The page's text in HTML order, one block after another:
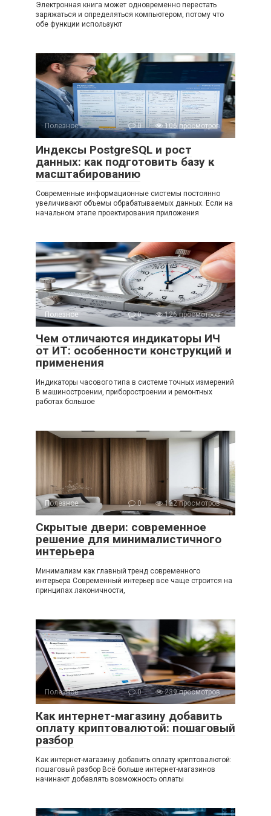
Электронная книга может одновременно перестать
заряжаться и определяться компьютером, потому что
обе функции используют
Полезное 0 106 просмотров
Индексы PostgreSQL и рост
данных: как подготовить базу к
масштабированию
Современные информационные системы постоянно
увеличивают объемы обрабатываемых данных. Если на
начальном этапе проектирования приложения
Полезное 0 126 просмотров
Чем отличаются индикаторы ИЧ
от ИТ: особенности конструкций и
применения
Индикаторы часового типа в системе точных измерений
В машиностроении, приборостроении и ремонтных
работах большое
Полезное 0 122 просмотров
Скрытые двери: современное
решение для минималистичного
интерьера
Минимализм как главный тренд современного
интерьера Современный интерьер все чаще строится на
принципах лаконичности,
Полезное 0 239 просмотров
Как интернет-магазину добавить
оплату криптовалютой: пошаговый
разбор
Как интернет-магазину добавить оплату криптовалютой:
пошаговый разбор Всё больше интернет-магазинов
начинают добавлять возможность оплаты